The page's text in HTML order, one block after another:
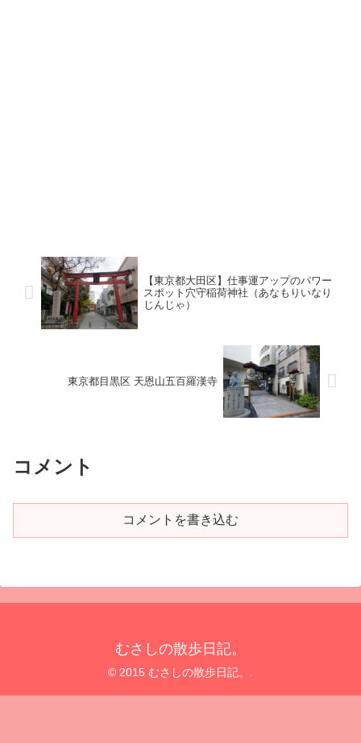
【東京都大田区】仕事運アップのパワー
スポット穴守稲荷神社（あなもりいなり
じんじゃ）
東京都目黒区 天恩山五百羅漢寺
コメント
コメントを書き込む
むさしの散歩日記。
© 2015 むさしの散歩日記。.